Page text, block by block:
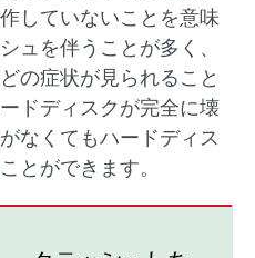
していないことを意味
ュを伴うことが多く、
の症状が見られること
ドディスクが完全に壊
なくてもハードディス
とができます。